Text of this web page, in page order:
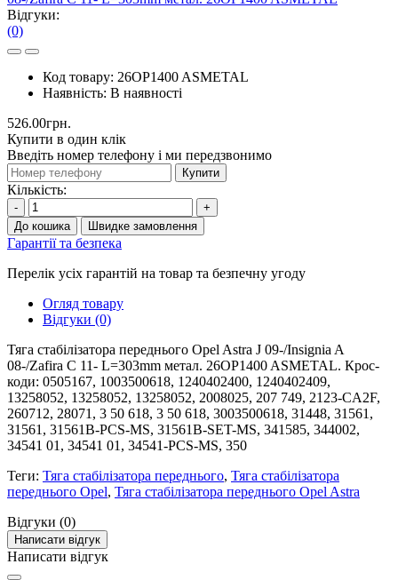
Відгуки:
(0)
Код товару: 26OP1400 ASMETAL
Наявність: В наявності
526.00грн.
Купити в один клік
Введіть номер телефону і ми передзвонимо
Купити
Кількість:
-
+
До кошика
Швидке замовлення
Гарантії та безпека
Перелік усіх гарантій на товар та безпечну угоду
Огляд товару
Відгуки (0)
Тяга стабілізатора переднього Opel Astra J 09-/Insignia A
08-/Zafira C 11- L=303mm метал. 26OP1400 ASMETAL. Крос-
коди: 0505167, 1003500618, 1240402400, 1240402409,
13258052, 13258052, 13258052, 2008025, 207 749, 2123-CA2F,
260712, 28071, 3 50 618, 3 50 618, 3003500618, 31448, 31561,
31561, 31561B-PCS-MS, 31561B-SET-MS, 341585, 344002,
34541 01, 34541 01, 34541-PCS-MS, 350
Теги: Тяга стабілізатора переднього, Тяга стабілізатора
переднього Opel, Тяга стабілізатора переднього Opel Astra
Відгуки (0)
Написати відгук
Написати відгук